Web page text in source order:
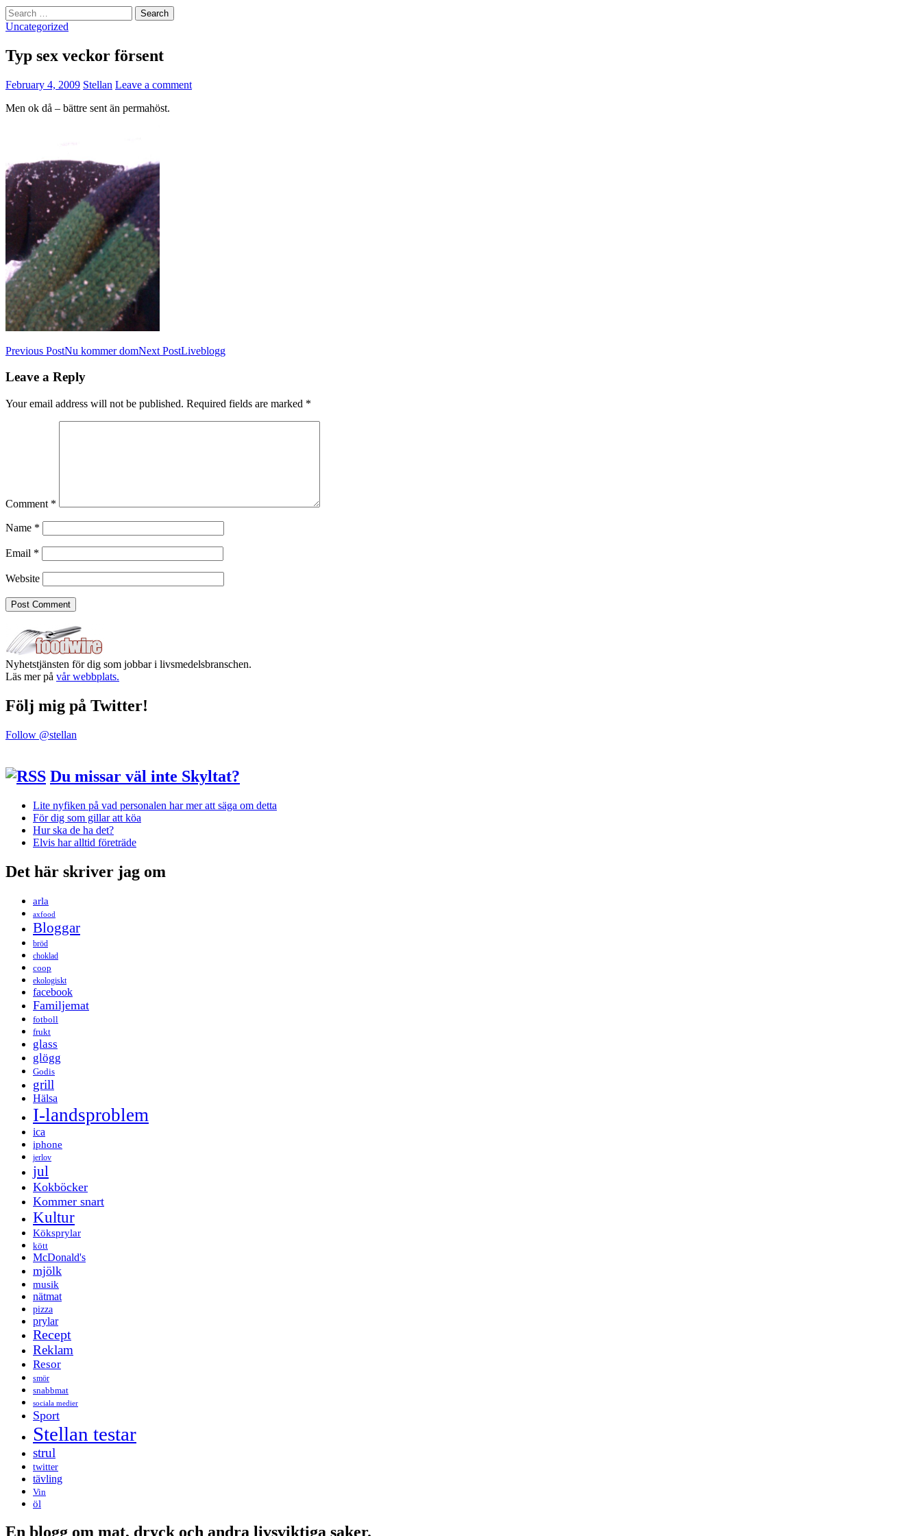
Search
for:
Uncategorized
Typ sex veckor försent
February 4, 2009 Stellan Leave a comment
Men ok då – bättre sent än permahöst.
Post
navigation
Previous PostNu kommer domNext PostLiveblogg
Leave a Reply
Your email address will not be published. Required fields are marked *
Comment *
Name *
Email *
Website
Nyhetstjänsten för dig som jobbar i livsmedelsbranschen.
Läs mer på vår webbplats.
Följ mig på Twitter!
Follow @stellan
Du missar väl inte Skyltat?
Lite nyfiken på vad personalen har mer att säga om detta
För dig som gillar att köa
Hur ska de ha det?
Elvis har alltid företräde
Det här skriver jag om
arla
axfood
Bloggar
bröd
choklad
coop
ekologiskt
facebook
Familjemat
fotboll
frukt
glass
glögg
Godis
grill
Hälsa
I-landsproblem
ica
iphone
jerlov
jul
Kokböcker
Kommer snart
Kultur
Köksprylar
kött
McDonald's
mjölk
musik
nätmat
pizza
prylar
Recept
Reklam
Resor
smör
snabbmat
sociala medier
Sport
Stellan testar
strul
twitter
tävling
Vin
öl
En blogg om mat, dryck och andra livsviktiga saker.